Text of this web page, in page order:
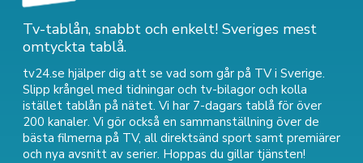
Tv-tablån, snabbt och enkelt! Sveriges mest
omtyckta tablå.
tv24.se hjälper dig att se vad som går på TV i Sverige.
Slipp krångel med tidningar och tv-bilagor och kolla
istället tablån på nätet. Vi har 7-dagars tablå för över
200 kanaler. Vi gör också en sammanställning över de
bästa filmerna på TV, all direktsänd sport samt premiärer
och nya avsnitt av serier. Hoppas du gillar tjänsten!